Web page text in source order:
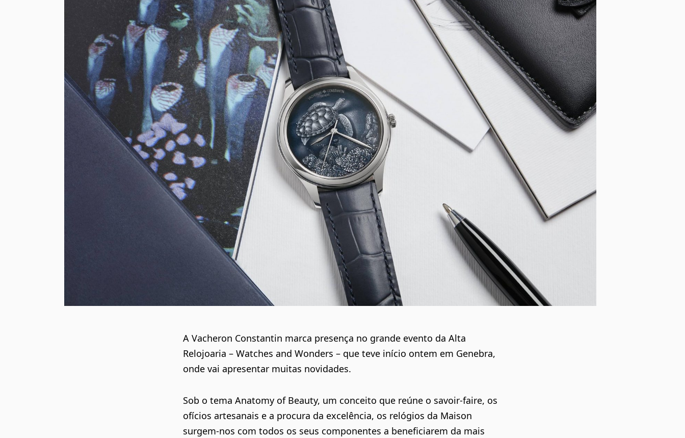
A Vacheron Constantin marca presença no grande evento da Alta
Relojoaria – Watches and Wonders – que teve início ontem em Genebra,
onde vai apresentar muitas novidades.
Sob o tema Anatomy of Beauty, um conceito que reúne o savoir-faire, os
ofícios artesanais e a procura da excelência, os relógios da Maison
surgem-nos com todos os seus componentes a beneficiarem da mais